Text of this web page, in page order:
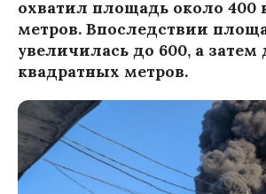
охватил площадь около 400
метров. Впоследствии
увеличилась до 600, а затем
квадратных метров.